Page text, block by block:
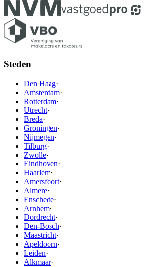
Steden
Den Haag·
Amsterdam·
Rotterdam·
Utrecht·
Breda·
Groningen·
Nijmegen·
Tilburg·
Zwolle·
Eindhoven·
Haarlem·
Amersfoort·
Almere·
Enschede·
Arnhem·
Dordrecht·
Den-Bosch·
Maastricht·
Apeldoorn·
Leiden·
Alkmaar·